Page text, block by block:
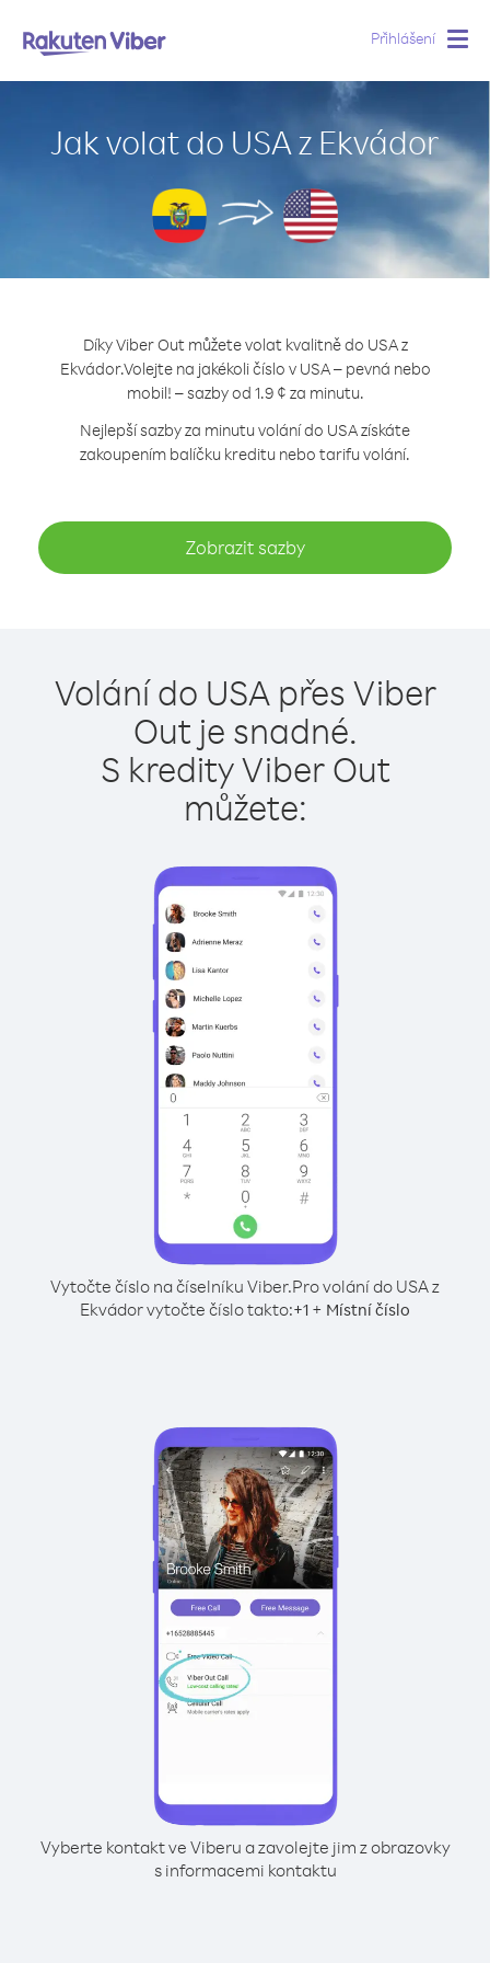
Přihlášení
Jak volat do USA z Ekvádor
Díky Viber Out můžete volat kvalitně do USA z
Ekvádor.Volejte na jakékoli číslo v USA – pevná nebo
mobil! – sazby od 1.9 ¢ za minutu.
Nejlepší sazby za minutu volání do USA získáte
zakoupením balíčku kreditu nebo tarifu volání.
Zobrazit sazby
Volání do USA přes Viber
Out je snadné.
S kredity Viber Out
můžete:
Vytočte číslo na číselníku Viber.Pro volání do USA z
Ekvádor vytočte číslo takto:+1 + Místní číslo
Vyberte kontakt ve Viberu a zavolejte jim z obrazovky
s informacemi kontaktu